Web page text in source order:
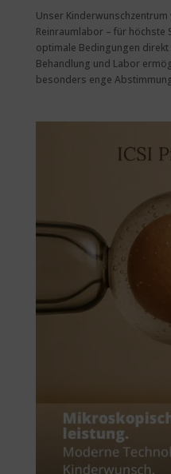
Unser
Reinraumlabor – für höchste
optimale Bedingungen direkt
Behandlung und Labor
besonders enge